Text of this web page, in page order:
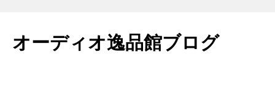
テ
ン
オーディオ逸品館ブログ